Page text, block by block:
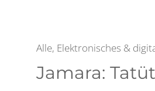
Alle, Elektronisches &
Jamara: